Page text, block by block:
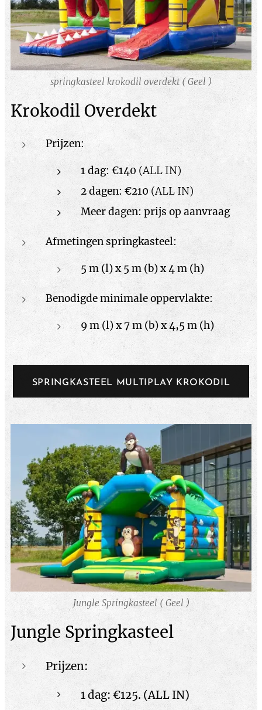
springkasteel krokodil overdekt ( Geel )
Krokodil Overdekt
Prijzen:
1 dag: €140 (ALL IN)
2 dagen: €210 (ALL IN)
Meer dagen: prijs op aanvraag
Afmetingen springkasteel:
5 m (l) x 5 m (b) x 4 m (h)
Benodigde minimale oppervlakte:
9 m (l) x 7 m (b) x 4,5 m (h)
SPRINGKASTEEL MULTIPLAY KROKODIL
Jungle Springkasteel ( Geel )
Jungle Springkasteel
Prijzen:
1 dag: €125. (ALL IN)